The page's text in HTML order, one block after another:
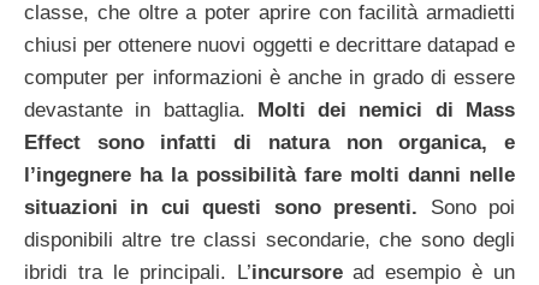
classe, che oltre a poter aprire con facilità armadietti
chiusi per ottenere nuovi oggetti e decrittare datapad e
computer per informazioni è anche in grado di essere
devastante in battaglia. Molti dei nemici di Mass
Effect sono infatti di natura non organica, e
l’ingegnere ha la possibilità fare molti danni nelle
situazioni in cui questi sono presenti. Sono poi
disponibili altre tre classi secondarie, che sono degli
ibridi tra le principali. L’incursoread esempio è un